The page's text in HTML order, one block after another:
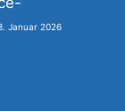
Januar 2026